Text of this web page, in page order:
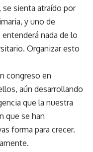
se sienta atraído por
y uno de
nada de lo
Organizar esto
congreso en
aún desarrollando
que la nuestra
que se han
forma para crecer.